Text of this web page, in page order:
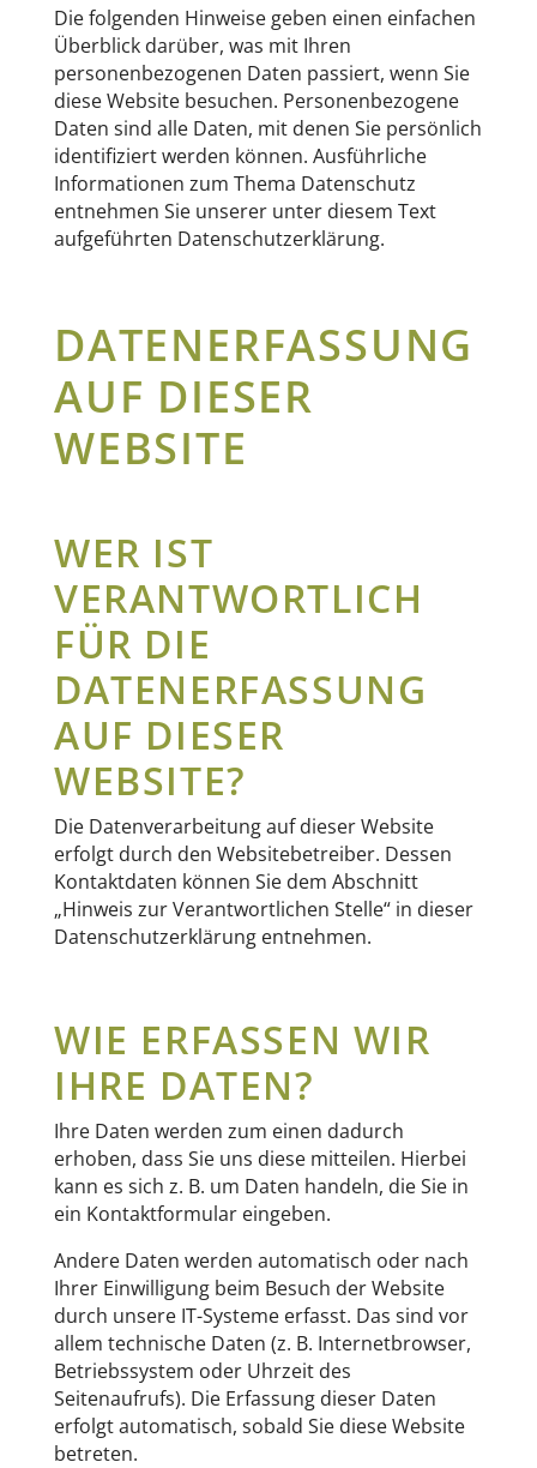
Die folgenden Hinweise geben einen einfachen
Überblick darüber, was mit Ihren
personenbezogenen Daten passiert, wenn Sie
diese Website besuchen. Personenbezogene
Daten sind alle Daten, mit denen Sie persönlich
identifiziert werden können. Ausführliche
Informationen zum Thema Datenschutz
entnehmen Sie unserer unter diesem Text
aufgeführten Datenschutzerklärung.
DATENERFASSUNG
AUF DIESER
WEBSITE
WER IST
VERANTWORTLICH
FÜR DIE
DATENERFASSUNG
AUF DIESER
WEBSITE?
Die Datenverarbeitung auf dieser Website
erfolgt durch den Websitebetreiber. Dessen
Kontaktdaten können Sie dem Abschnitt
„Hinweis zur Verantwortlichen Stelle“ in dieser
Datenschutzerklärung entnehmen.
WIE ERFASSEN WIR
IHRE DATEN?
Ihre Daten werden zum einen dadurch
erhoben, dass Sie uns diese mitteilen. Hierbei
kann es sich z. B. um Daten handeln, die Sie in
ein Kontaktformular eingeben.
Andere Daten werden automatisch oder nach
Ihrer Einwilligung beim Besuch der Website
durch unsere IT-Systeme erfasst. Das sind vor
allem technische Daten (z. B. Internetbrowser,
Betriebssystem oder Uhrzeit des
Seitenaufrufs). Die Erfassung dieser Daten
erfolgt automatisch, sobald Sie diese Website
betreten.